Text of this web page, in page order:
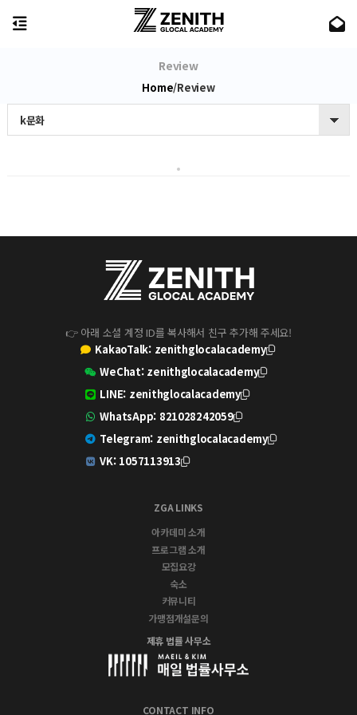
Review
Home/Review
k문화
👉 아래 소셜 계정 ID를 복사해서 친구 추가해 주세요!
KakaoTalk: zenithglocalacademy
WeChat: zenithglocalacademy
LINE: zenithglocalacademy
WhatsApp: 821028242059
Telegram: zenithglocalacademy
VK: 1057113913
ZGA LINKS
아카데미 소개
프로그램 소개
모집요강
숙소
커뮤니티
가맹점개설문의
제휴 법률 사무소
CONTACT INFO